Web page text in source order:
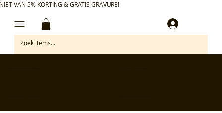
VAN 5% KORTING & GRATIS GRAVURE!